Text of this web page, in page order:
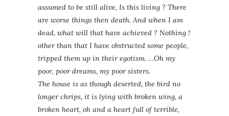
assumed to be still alive, Is this living ? There
are worse things then death. And when I am
dead, what will that have achieved ? Nothing !
other than that I have obstructed some people,
tripped them up in their egotism. …Oh my
poor, poor dreams, my poor sisters.
The house is as though deserted, the bird no
longer chrips, it is lying with broken wing, a
broken heart, oh and a heart full of terrible,